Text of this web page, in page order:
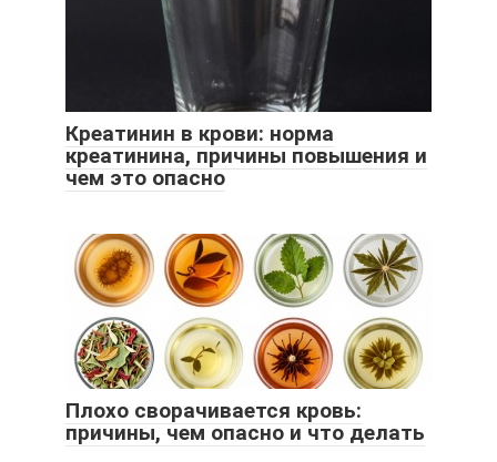
Креатинин в крови: норма
креатинина, причины повышения и
чем это опасно
Плохо сворачивается кровь:
причины, чем опасно и что делать